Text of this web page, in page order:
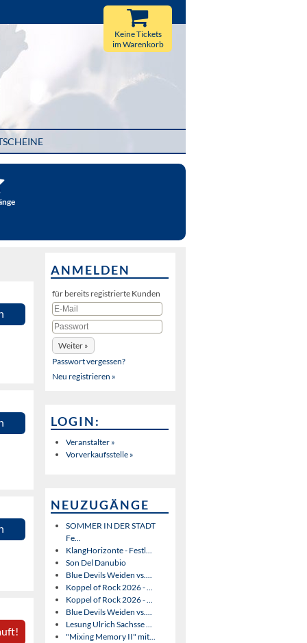
Keine Tickets
im Warenkorb
ANMELDEN
für bereits registrierte Kunden
Passwort vergessen?
Neu registrieren »
LOGIN:
Veranstalter »
Vorverkaufsstelle »
NEUZUGÄNGE
SOMMER IN DER STADT
Fe...
KlangHorizonte - Festl...
Son Del Danubio
Blue Devils Weiden vs....
Koppel of Rock 2026 - ...
Koppel of Rock 2026 - ...
Blue Devils Weiden vs....
Lesung Ulrich Sachsse ...
"Mixing Memory II" mit...